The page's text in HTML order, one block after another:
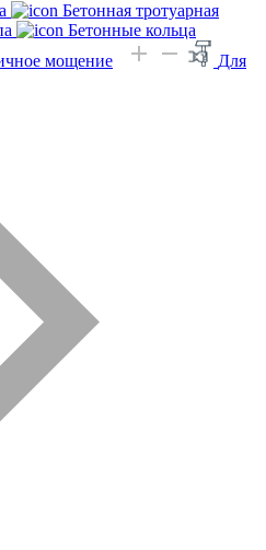
Бетонная тротуарная
Бетонные кольца
мощение
Для